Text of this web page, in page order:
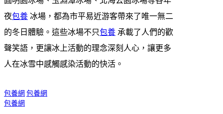
夜包養 冰場，都為市平易近游客帶來了唯一無二
的冬日體驗。這些冰場不只包養 承載了人們的歡
聲笑語，更讓冰上活動的理念深刻人心，讓更多
人在冰雪中感觸感染活動的快活。
包養網包養網
包養網